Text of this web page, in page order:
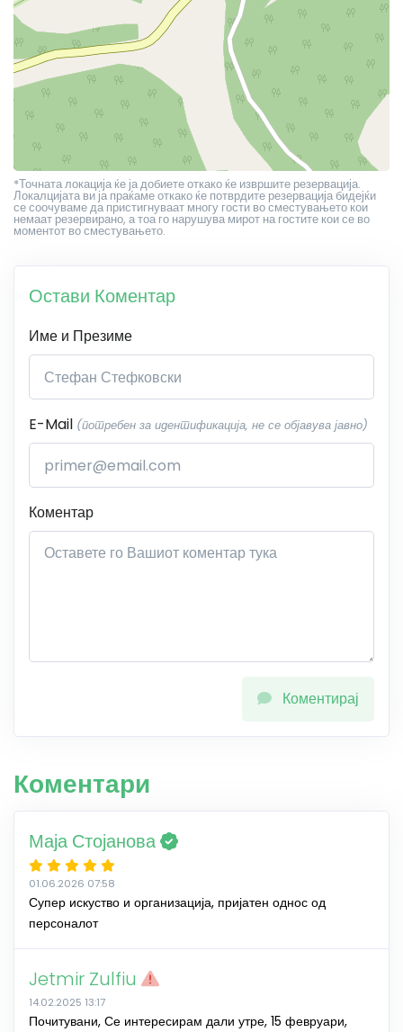
*Точната локација ќе ја добиете откако ќе извршите резервација.
Локалцијата ви ја праќаме откако ќе потврдите резервација бидејќи
се соочуваме да пристигнуваат многу гости во сместувањето кои
немаат резервирано, а тоа го нарушува мирот на гостите кои се во
моментот во сместувањето.
Остави Коментар
Име и Презиме
E-Mail (потребен за идентификација, не се објавува јавно)
Коментар
Коментирај
Коментари
Маја Стојанова
01.06.2026 07:58
Супер искуство и организација, пријатен однос од
персоналот
Jetmir Zulfiu
14.02.2025 13:17
Почитувани, Се интересирам дали утре, 15 февруари,